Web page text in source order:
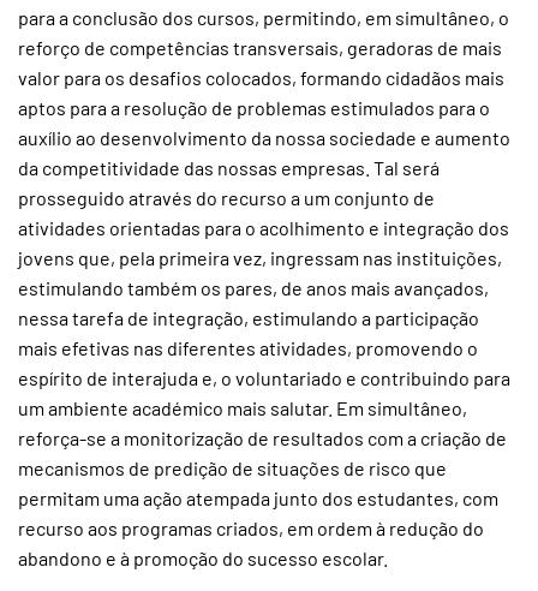
para a conclusão dos cursos, permitindo, em simultâneo, o
reforço de competências transversais, geradoras de mais
valor para os desafios colocados, formando cidadãos mais
aptos para a resolução de problemas estimulados para o
auxílio ao desenvolvimento da nossa sociedade e aumento
da competitividade das nossas empresas. Tal será
prosseguido através do recurso a um conjunto de
atividades orientadas para o acolhimento e integração dos
jovens que, pela primeira vez, ingressam nas instituições,
estimulando também os pares, de anos mais avançados,
nessa tarefa de integração, estimulando a participação
mais efetivas nas diferentes atividades, promovendo o
espírito de interajuda e, o voluntariado e contribuindo para
um ambiente académico mais salutar. Em simultâneo,
reforça-se a monitorização de resultados com a criação de
mecanismos de predição de situações de risco que
permitam uma ação atempada junto dos estudantes, com
recurso aos programas criados, em ordem à redução do
abandono e à promoção do sucesso escolar.